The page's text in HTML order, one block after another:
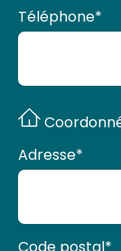
Téléphone*
Adresse*